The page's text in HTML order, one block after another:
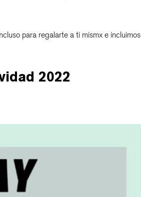
para regalarte a ti mismx e incluimos
2022